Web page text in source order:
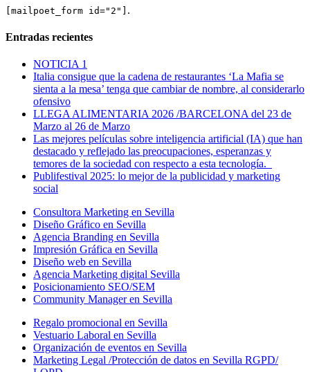
[mailpoet_form id="2"] .
Entradas recientes
NOTICIA 1
Italia consigue que la cadena de restaurantes ‘La Mafia se
sienta a la mesa’ tenga que cambiar de nombre, al considerarlo
ofensivo
LLEGA ALIMENTARIA 2026 /BARCELONA del 23 de
Marzo al 26 de Marzo
Las mejores películas sobre inteligencia artificial (IA) que han
destacado y reflejado las preocupaciones, esperanzas y
temores de la sociedad con respecto a esta tecnología.
Publifestival 2025: lo mejor de la publicidad y marketing
social
Consultora Marketing en Sevilla
Diseño Gráfico en Sevilla
Agencia Branding en Sevilla
Impresión Gráfica en Sevilla
Diseño web en Sevilla
Agencia Marketing digital Sevilla
Posicionamiento SEO/SEM
Community Manager en Sevilla
Regalo promocional en Sevilla
Vestuario Laboral en Sevilla
Organización de eventos en Sevilla
Marketing Legal /Protección de datos en Sevilla RGPD/